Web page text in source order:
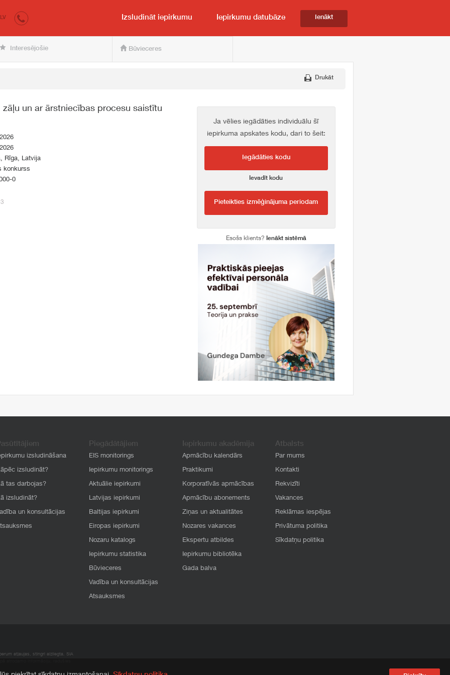
pircējam un pārdevējam
LV Izsludināt iepirkumu Iepirkumu datubāze Ienākt
Interesējošie Būvieceres
Drukāt
un ar ārstniecības procesu saistītu
Rīga, Latvija
konkurss
0
Ja vēlies iegādāties individuālu šī
iepirkuma apskates kodu, dari to šeit:
Iegādāties kodu
Ievadīt kodu
Pieteikties izmēģinājuma periodam
Esošs klients? Ienākt sistēmā
izsludināšana
izsludināt?
tas darbojas?
izsludināt?
un konsultācijas
Piegādātājiem
EIS monitorings
Iepirkumu monitorings
Aktuālie iepirkumi
Latvijas iepirkumi
Baltijas iepirkumi
Eiropas iepirkumi
Nozaru katalogs
Iepirkumu statistika
Būvieceres
Vadība un konsultācijas
Atsauksmes
Iepirkumu akadēmija
Apmācību kalendārs
Praktikumi
Korporatīvās apmācības
Apmācību abonements
Ziņas un aktualitātes
Nozares vakances
Ekspertu atbildes
Iepirkumu bibliotēka
Gada balva
Atbalsts
Par mums
Kontakti
Rekvizīti
Vakances
Reklāmas iespējas
Privātuma politika
Sīkdatņu politika
atļaujas, stingri aizliegta. SIA